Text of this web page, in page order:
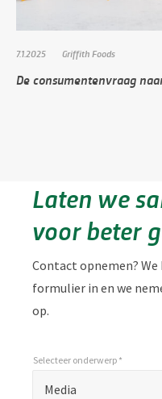
7.1.2025 Griffith Foods
De consumentenvraag
Laten we
voor beter
Contact opnemen? We
formulier in en we
op.
Media
Selecteer onderwerp *